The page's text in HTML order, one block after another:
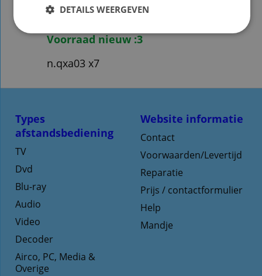
een afstandsbediening
Voorraad nieuw :3
n.qxa03 x7
Website informatie
Contact
Voorwaarden/Levertijd
Reparatie
Prijs / contactformulier
Help
Mandje
Types
afstandsbediening
TV
Dvd
Blu-ray
Audio
Video
Decoder
Airco, PC, Media &
Overige
DETAILS WEERGEVEN